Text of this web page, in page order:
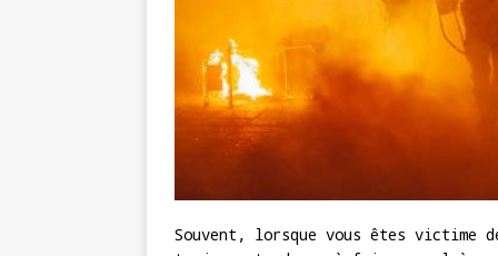
Souvent, lorsque vous êtes victime